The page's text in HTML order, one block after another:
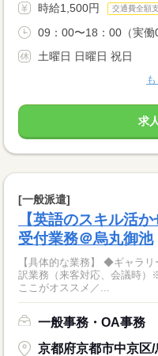
時給1,500円 交通費全額
09：00〜18：00（実働
土曜日 日曜日 祝日
求
[一般派遣]
【英語のスキル活
受付業務＠烏丸御池
【具体的な業務】 ◆ギャラ
訳業務（来客対応、会議時）
ここがオススメ／...
一般事務・OA事務
京都府京都市中京区/